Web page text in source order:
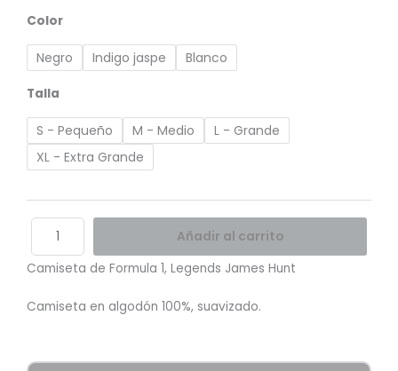
Color
Negro Indigo jaspe Blanco
Talla
S - Pequeño M - Medio
L - Grande
XL - Extra Grande
Camiseta
Legends
Hunt
2
Añadir al carrito
Camiseta de Formula 1, Legends James Hunt
Camiseta en algodón 100%, suavizado.